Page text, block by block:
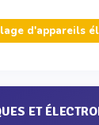
d'appareils
ET